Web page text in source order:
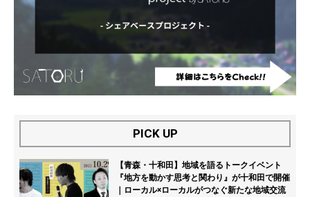
PICK UP
【青森・十和田】地域を語るトークイベント
『地方を動かす思考と関わり』が十和田で開催
｜ローカル×ローカルがつなぐ新たな地域交流